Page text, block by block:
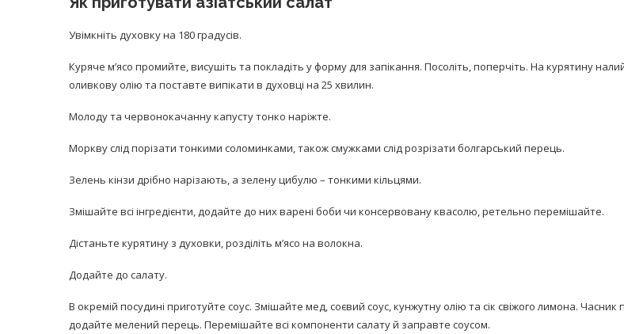
Увімкніть духовку на 180 градусів.
Куряче м’ясо промийте, висушіть та покладіть у форму для запікання. Посоліть, поперчіть. На курятину
оливкову олію та поставте випікати в духовці на 25 хвилин.
Молоду та червонокачанну капусту тонко наріжте.
Моркву слід порізати тонкими соломинками, також смужками слід розрізати болгарський перець.
Зелень кінзи дрібно нарізають, а зелену цибулю – тонкими кільцями.
Змішайте всі інгредієнти, додайте до них варені боби чи консервовану квасолю, ретельно перемішайте.
Дістаньте курятину з духовки, розділіть м’ясо на волокна.
Додайте до салату.
В окремій посудині приготуйте соус. Змішайте мед, соєвий соус, кунжутну олію та сік свіжого лимона. Часник
додайте мелений перець. Перемішайте всі компоненти салату й заправте соусом.